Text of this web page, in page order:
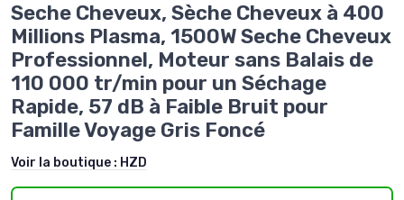
Seche Cheveux, Sèche Cheveux à 400
Millions Plasma, 1500W Seche Cheveux
Professionnel, Moteur sans Balais de
110 000 tr/min pour un Séchage
Rapide, 57 dB à Faible Bruit pour
Famille Voyage Gris Foncé
Voir la boutique : HZD